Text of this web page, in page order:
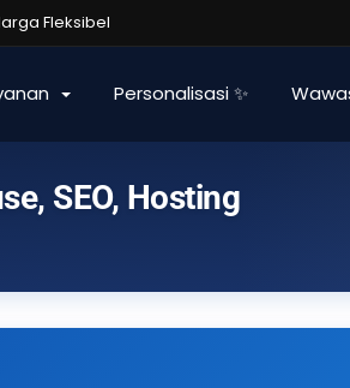
Fleksibel
Personalisasi ✨
SEO, Hosting